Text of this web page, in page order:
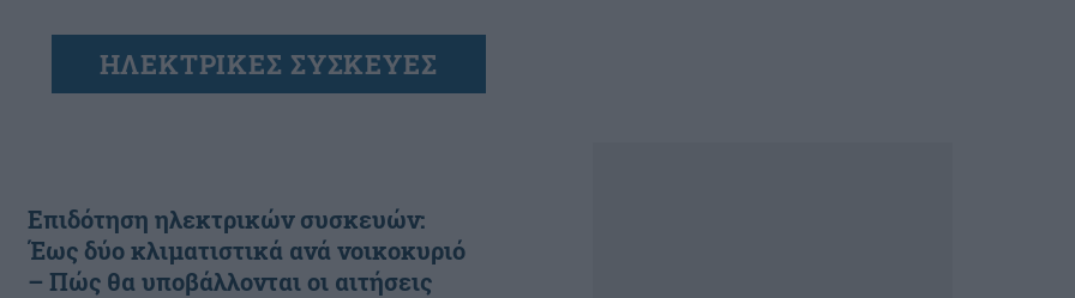
ΗΛΕΚΤΡΙΚΕΣ ΣΥΣΚΕΥΕΣ
Επιδότηση ηλεκτρικών συσκευών:
Έως δύο κλιματιστικά ανά νοικοκυριό
– Πώς θα υποβάλλονται οι αιτήσεις